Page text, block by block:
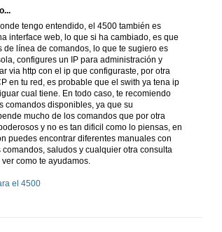
tengo entendido, el 4500 también es
interface web, lo que si ha cambiado, es que
de línea de comandos, lo que te sugiero es
configures un IP para administración y
via http con el ip que configuraste, por otra
en tu red, es probable que el swith ya tena ip
cual tiene. En todo caso, te recomiendo
comandos disponibles, ya que su
mucho de los comandos que por otra
y no es tan dificil como lo piensas, en
puedes encontrar diferentes manuales con
saludos y cualquier otra consulta
como te ayudamos.
el 4500